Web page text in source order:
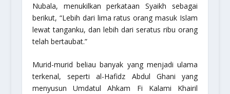
Nubala, menukilkan perkataan Syaikh sebagai
berikut, “Lebih dari lima ratus orang masuk Islam
lewat tanganku, dan lebih dari seratus ribu orang
telah bertaubat.”
Murid-murid beliau banyak yang menjadi ulama
terkenal, seperti al-Hafidz Abdul Ghani yang
menyusun Umdatul Ahkam Fi Kalami Khairil